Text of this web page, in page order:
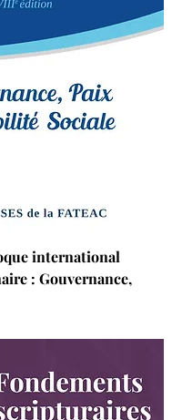
international
: Gouvernance,